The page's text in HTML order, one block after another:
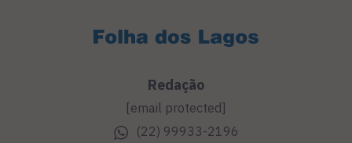
Redação
[email protected]
(22) 99933-2196